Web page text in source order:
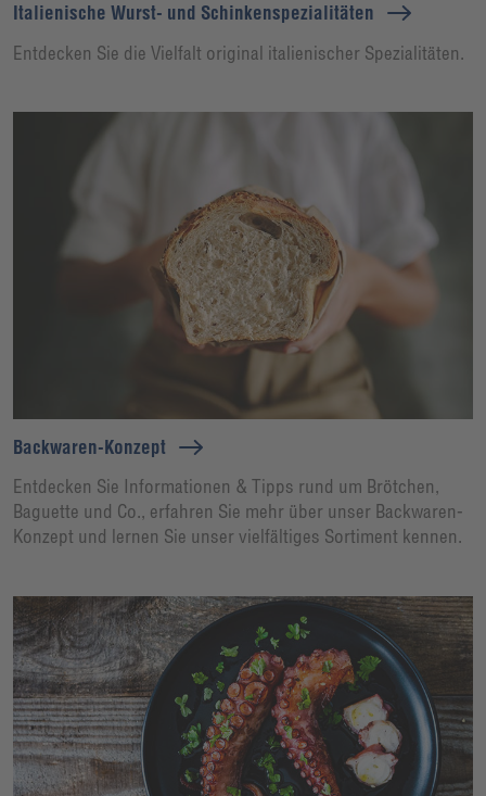
Italienische Wurst- und Schinkenspezialitäten
Entdecken Sie die Vielfalt original italienischer Spezialitäten.
Backwaren-Konzept
Entdecken Sie Informationen & Tipps rund um Brötchen,
Baguette und Co., erfahren Sie mehr über unser Backwaren-
Konzept und lernen Sie unser vielfältiges Sortiment kennen.